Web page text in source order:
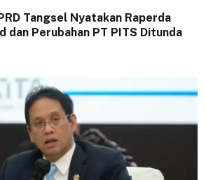
Tangsel Nyatakan Raperda
dan Perubahan PT PITS Ditunda